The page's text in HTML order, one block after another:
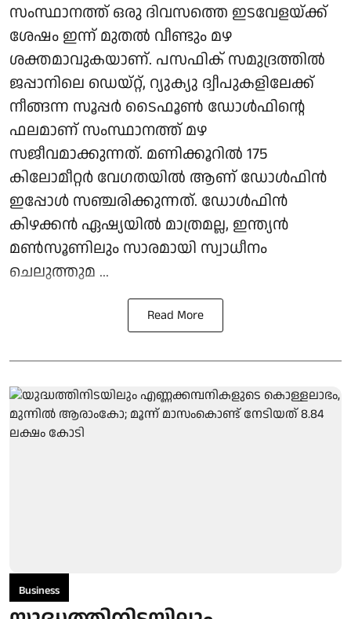
സംസ്ഥാനത്ത് ഒരു ദിവസത്തെ ഇടവേളയ്ക്ക്
ശേഷം ഇന്ന് മുതല്‍ വീണ്ടും മഴ
ശക്തമാവുകയാണ്. പസഫിക് സമുദ്രത്തില്‍
ജപ്പാനിലെ ഡെയ്റ്റ്, റ്യുക്യു ദ്വീപുകളിലേക്ക്
നീങ്ങന്ന സൂപ്പര്‍ ടൈഫൂണ്‍ ഡോള്‍ഫിന്റെ
ഫലമാണ് സംസ്ഥാനത്ത് മഴ
സജീവമാക്കുന്നത്. മണിക്കൂറില്‍ 175
കിലോമീറ്റര്‍ വേഗതയില്‍ ആണ് ഡോള്‍ഫിന്‍
ഇപ്പോള്‍ സഞ്ചരിക്കുന്നത്. ഡോള്‍ഫിന്‍
കിഴക്കന്‍ ഏഷ്യയില്‍ മാത്രമല്ല, ഇന്ത്യന്‍
മണ്‍സൂണിലും സാരമായി സ്വാധീനം
ചെലുത്തുമ ...
Read More
Business